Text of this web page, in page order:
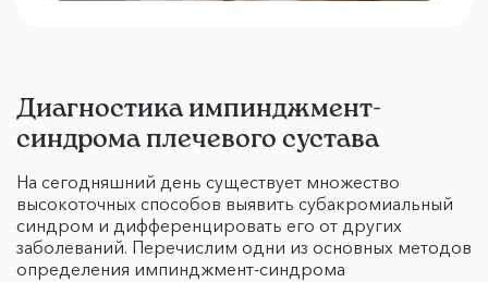
Диагностика импинджмент-
синдрома плечевого сустава
На сегодняшний день существует множество
высокоточных способов выявить субакромиальный
синдром и дифференцировать его от других
заболеваний. Перечислим одни из основных методов
определения импинджмент-синдрома